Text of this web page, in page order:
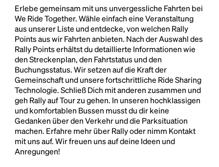
Erlebe gemeinsam mit uns unvergessliche Fahrten bei
We Ride Together. Wähle einfach eine Veranstaltung
aus unserer Liste und entdecke, von welchen Rally
Points aus wir Fahrten anbieten. Nach der Auswahl des
Rally Points erhältst du detaillierte Informationen wie
den Streckenplan, den Fahrtstatus und den
Buchungsstatus. Wir setzen auf die Kraft der
Gemeinschaft und unsere fortschrittliche Ride Sharing
Technologie. Schließ Dich mit anderen zusammen und
geh Rally auf Tour zu gehen. In unseren hochklassigen
und komfortablen Bussen musst du dir keine
Gedanken über den Verkehr und die Parksituation
machen. Erfahre mehr über Rally oder nimm Kontakt
mit uns auf. Wir freuen uns auf deine Ideen und
Anregungen!
Headline
Lorem Ipsum is simply dummy text of the printing
and typesetting industry.Lorem Ipsum has been the
industry's standarddummy text ever since the
1500s, when an unknown printer took a galley of
type and scrambled it to make a type specimen
book. It has survived not only five centuries, but also
the leap into electronic typesetting, remaining
essentially unchanged.